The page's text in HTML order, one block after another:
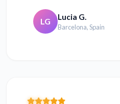
LG Lucia G.
Barcelona, Spain